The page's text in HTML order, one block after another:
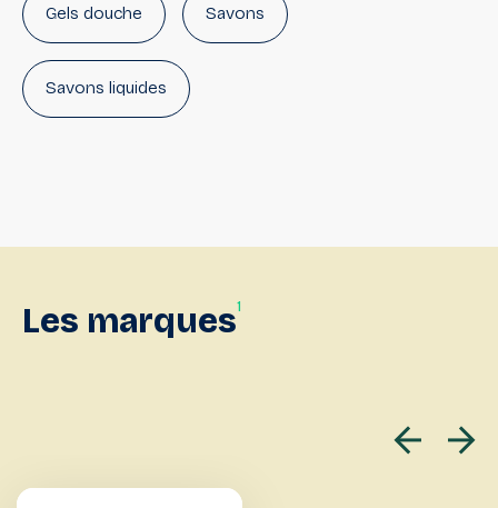
Gels douche Savons
Savons liquides
Les marques1